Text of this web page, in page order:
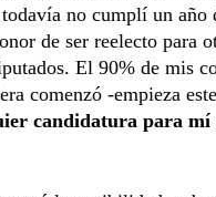
no cumplí un año
de ser reelecto para
El 90% de mis
comenzó -empieza
candidatura para mí